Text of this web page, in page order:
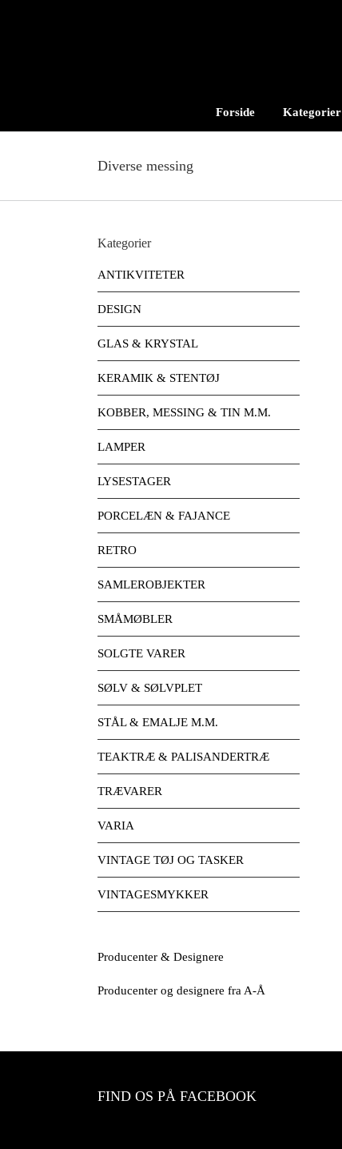
Forside Kategorier
Diverse messing
Kategorier
ANTIKVITETER
DESIGN
GLAS & KRYSTAL
KERAMIK & STENTØJ
KOBBER, MESSING & TIN M.M.
LAMPER
LYSESTAGER
PORCELÆN & FAJANCE
RETRO
SAMLEROBJEKTER
SMÅMØBLER
SOLGTE VARER
SØLV & SØLVPLET
STÅL & EMALJE M.M.
TEAKTRÆ & PALISANDERTRÆ
TRÆVARER
VARIA
VINTAGE TØJ OG TASKER
VINTAGESMYKKER
Producenter & Designere
Producenter og designere fra A-Å
FIND OS PÅ FACEBOOK